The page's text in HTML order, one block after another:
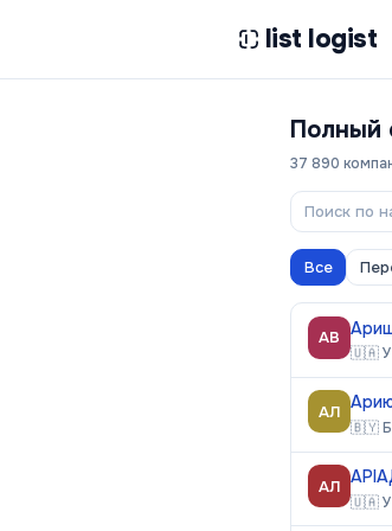
list logist
Полный
37 890
Все
АВ
🇺🇦
АЛ
🇧🇾
АЛ
🇺🇦